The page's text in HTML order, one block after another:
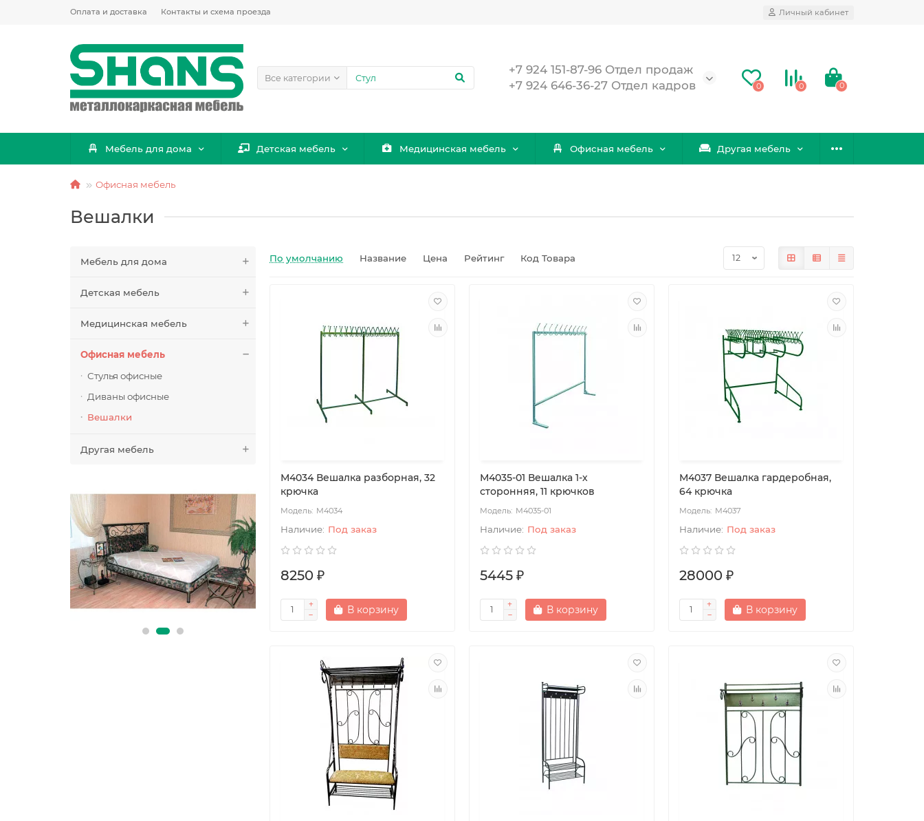
Оплата и доставка Контакты и схема проезда Личный кабинет
Все категории
+7 924 151-87-96 Отдел продаж
+7 924 646-36-27 Отдел кадров
0 0 0
Мебель для дома Детская мебель Медицинская мебель Офисная мебель Другая мебель
Офисная мебель
Вешалки
Мебель для дома
Детская мебель
Медицинская мебель
Офисная мебель
Стулья офисные
Диваны офисные
Вешалки
Другая мебель
По умолчанию Название Цена Рейтинг Код Товара
М4034 Вешалка разборная, 32
крючка
М4034
Под заказ
8250 ₽
В корзину
М4035-01 Вешалка 1-х
сторонняя, 11 крючков
М4035-01
Под заказ
5445 ₽
В корзину
М4037 Вешалка гардеробная,
64 крючка
М4037
Под заказ
28000 ₽
В корзину